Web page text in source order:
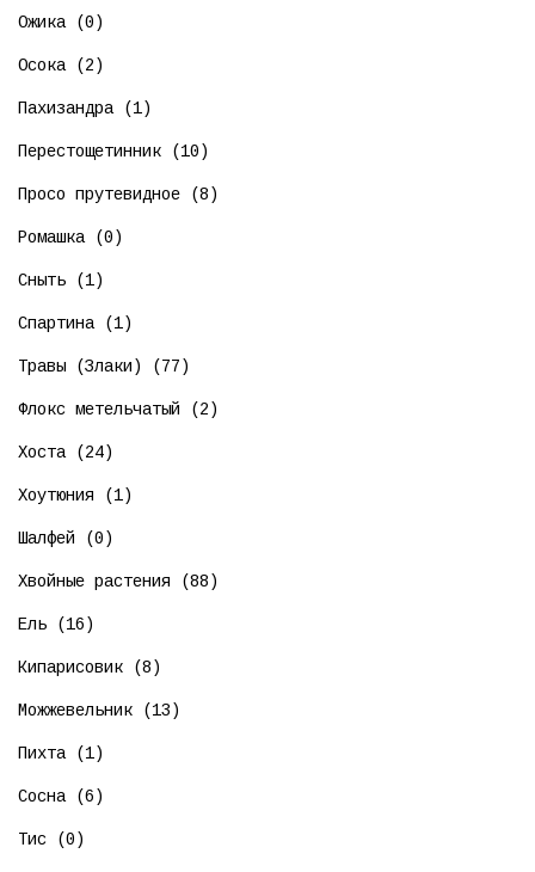
Ожика (0)
Осока (2)
Пахизандра (1)
Перестощетинник (10)
Просо прутевидное (8)
Ромашка (0)
Сныть (1)
Спартина (1)
Травы (Злаки) (77)
Флокс метельчатый (2)
Хоста (24)
Хоутюния (1)
Шалфей (0)
Хвойные растения (88)
Ель (16)
Кипарисовик (8)
Можжевельник (13)
Пихта (1)
Сосна (6)
Тис (0)